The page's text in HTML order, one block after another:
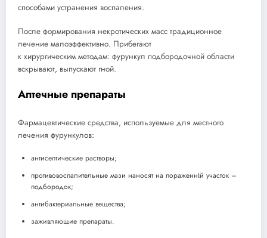
способами устранения воспаления.
После формирования некротических масс традиционное
лечение малоэффективно. Прибегают
к хирургическим методам: фурункул подбородочной области
вскрывают, выпускают гной.
Аптечные препараты
Фармацевтические средства, используемые для местного
лечения фурункулов:
антисептические растворы;
противовоспалительные мази наносят на пораженній участок –
подбородок;
антибактериальные вещества;
заживляющие препараты.